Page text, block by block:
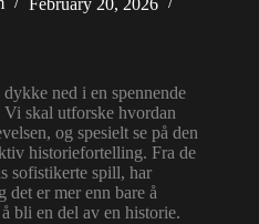
ned i en spennende
Vi skal utforske hvordan
og spesielt se på den
historiefortelling. Fra de
sofistikerte spill, har
det er mer enn bare å
bli en del av en historie.